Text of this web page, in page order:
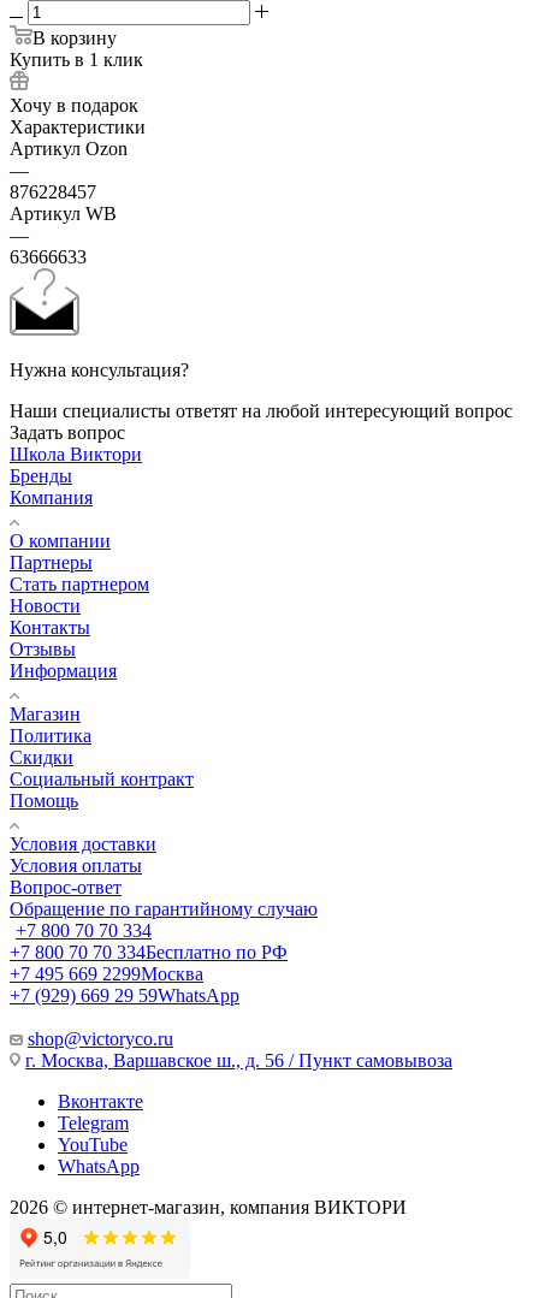
В корзину
Купить в 1 клик
Хочу в подарок
Характеристики
Артикул Ozon
—
876228457
Артикул WB
—
63666633
Нужна консультация?
Наши специалисты ответят на любой интересующий вопрос
Задать вопрос
Школа Виктори
Бренды
Компания
О компании
Партнеры
Стать партнером
Новости
Контакты
Отзывы
Информация
Магазин
Политика
Скидки
Социальный контракт
Помощь
Условия доставки
Условия оплаты
Вопрос-ответ
Обращение по гарантийному случаю
+7 800 70 70 334
+7 800 70 70 334Бесплатно по РФ
+7 495 669 2299Москва
+7 (929) 669 29 59WhatsApp
shop@victoryco.ru
г. Москва, Варшавское ш., д. 56 / Пункт самовывоза
Вконтакте
Telegram
YouTube
WhatsApp
2026 © интернет-магазин, компания ВИКТОРИ